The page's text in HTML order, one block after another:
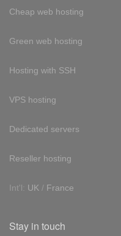
Cheap web hosting
Green web hosting
Hosting with SSH
VPS hosting
Dedicated servers
Reseller hosting
Int'l: UK / France
Stay in touch